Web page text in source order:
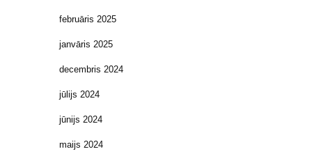
februāris 2025
janvāris 2025
decembris 2024
jūlijs 2024
jūnijs 2024
maijs 2024